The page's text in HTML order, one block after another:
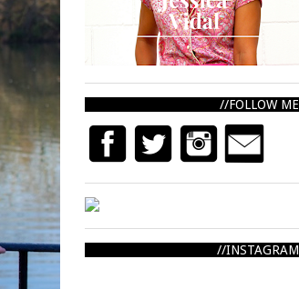
FOLLOW ME
INSTAGRAM